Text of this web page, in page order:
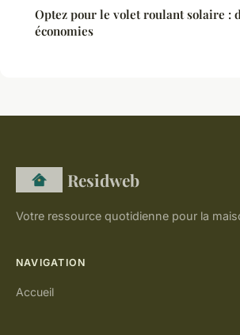
Optez pour le volet roulant solaire :
économies
Residweb
Votre ressource quotidienne pour la
NAVIGATION
Accueil